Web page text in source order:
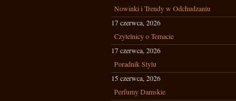
Nowinki i Trendy w Odchudzaniu
17 czerwca, 2026
Czytelnicy o Temacie
17 czerwca, 2026
Poradnik Stylu
15 czerwca, 2026
Perfumy Damskie